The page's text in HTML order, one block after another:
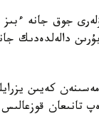
جوق جانە ءبىز
دالەلدەدىك
كەيىن
تانىعان